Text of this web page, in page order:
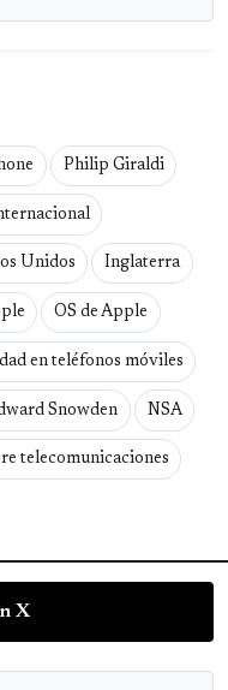
Philip Giraldi
Unidos Inglaterra
OS de Apple
en teléfonos móviles
Snowden NSA
telecomunicaciones
X